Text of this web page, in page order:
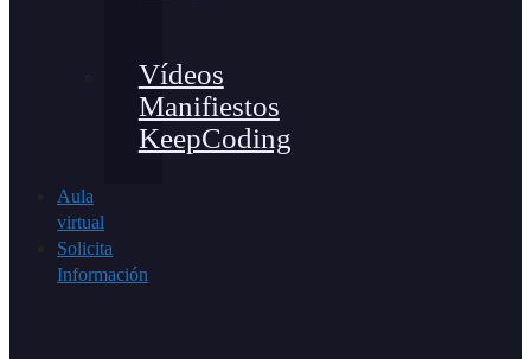
Vídeos
Manifiestos
KeepCoding
Aula
virtual
Solicita
Información